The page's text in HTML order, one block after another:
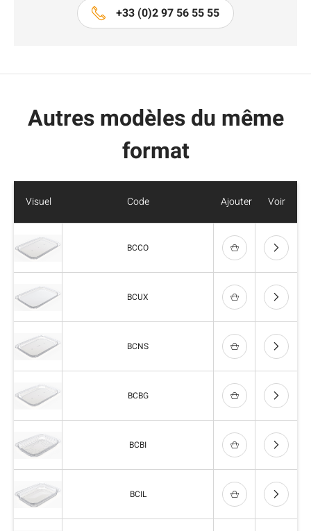
+33 (0)2 97 56 55 55
Autres modèles du même
format
Visuel Code Ajouter Voir
BCCO
BCUX
BCNS
BCBG
BCBI
BCIL